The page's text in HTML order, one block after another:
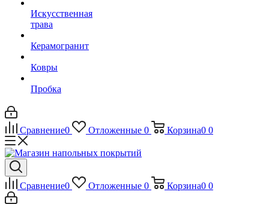
Искусственная
трава
Керамогранит
Ковры
Пробка
Сравнение0 Отложенные 0 Корзина0 0
Сравнение0 Отложенные 0 Корзина0 0